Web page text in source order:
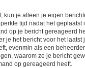
kun je alleen je eigen
tijd nadat het
op je bericht gereageerd
je het bericht voor het
evenmin als een
waarom ze je bericht
op gereageerd heeft.